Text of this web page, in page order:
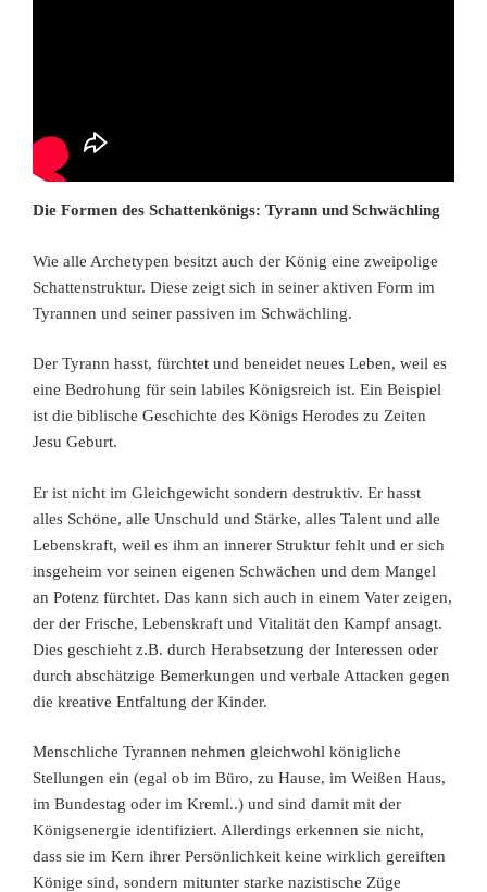
Die Formen des Schattenkönigs: Tyrann und Schwächling
Wie alle Archetypen besitzt auch der König eine zweipolige
Schattenstruktur. Diese zeigt sich in seiner aktiven Form im
Tyrannen und seiner passiven im Schwächling.
Der Tyrann hasst, fürchtet und beneidet neues Leben, weil es
eine Bedrohung für sein labiles Königsreich ist. Ein Beispiel
ist die biblische Geschichte des Königs Herodes zu Zeiten
Jesu Geburt.
Er ist nicht im Gleichgewicht sondern destruktiv. Er hasst
alles Schöne, alle Unschuld und Stärke, alles Talent und alle
Lebenskraft, weil es ihm an innerer Struktur fehlt und er sich
insgeheim vor seinen eigenen Schwächen und dem Mangel
an Potenz fürchtet. Das kann sich auch in einem Vater zeigen,
der der Frische, Lebenskraft und Vitalität den Kampf ansagt.
Dies geschieht z.B. durch Herabsetzung der Interessen oder
durch abschätzige Bemerkungen und verbale Attacken gegen
die kreative Entfaltung der Kinder.
Menschliche Tyrannen nehmen gleichwohl königliche
Stellungen ein (egal ob im Büro, zu Hause, im Weißen Haus,
im Bundestag oder im Kreml..) und sind damit mit der
Königsenergie identifiziert. Allerdings erkennen sie nicht,
dass sie im Kern ihrer Persönlichkeit keine wirklich gereiften
Könige sind, sondern mitunter starke nazistische Züge